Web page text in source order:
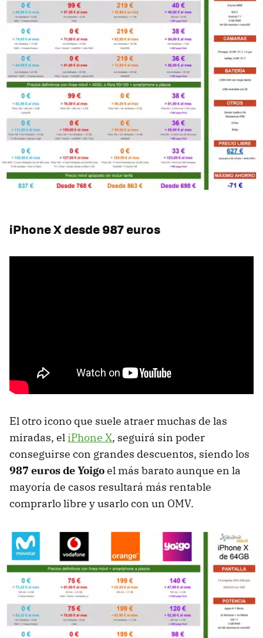
iPhone X desde 987 euros
El otro icono que suele atraer muchas de las
miradas, el iPhone X, seguirá sin poder
conseguirse con grandes descuentos, siendo los
987 euros de Yoigoel más barato aunque en la
mayoría de casos resultará más rentable
comprarlo libre y usarlo con un OMV.